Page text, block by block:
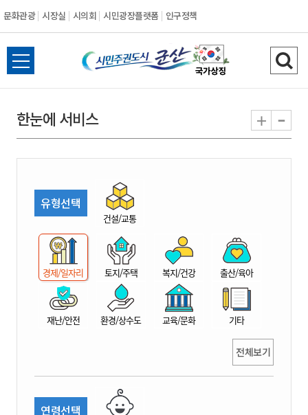
문화관광 시장실 시의회 시민광장플랫폼 인구정책
시
민
권
시
산
전
체
뉴
열
검
색
기
한눈에 서비스 + -
유형선택
건설/교통
경제/일자리 토지/주택 복지/건강 출산/육아
재난/안전 환경/상수도 교육/문화 기타
전체보기
연령선택